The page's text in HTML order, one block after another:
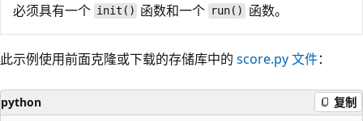
必须具有一个 init() 函数和一个 run() 函数。
此示例使用前面克隆或下载的存储库中的 score.py 文件：
python 复制